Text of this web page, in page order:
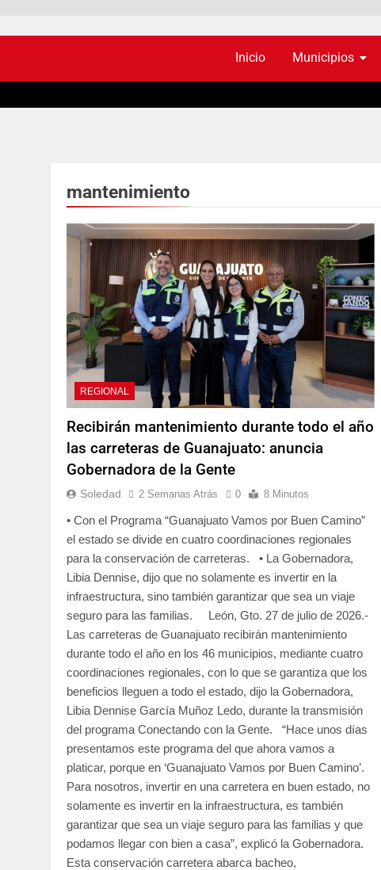
Inicio Municipios
mantenimiento
REGIONAL
Recibirán mantenimiento durante todo el año
las carreteras de Guanajuato: anuncia
Gobernadora de la Gente
Soledad 2 Semanas Atrás 0 8 Minutos
• Con el Programa “Guanajuato Vamos por Buen Camino”
el estado se divide en cuatro coordinaciones regionales
para la conservación de carreteras. • La Gobernadora,
Libia Dennise, dijo que no solamente es invertir en la
infraestructura, sino también garantizar que sea un viaje
seguro para las familias. León, Gto. 27 de julio de 2026.-
Las carreteras de Guanajuato recibirán mantenimiento
durante todo el año en los 46 municipios, mediante cuatro
coordinaciones regionales, con lo que se garantiza que los
beneficios lleguen a todo el estado, dijo la Gobernadora,
Libia Dennise García Muñoz Ledo, durante la transmisión
del programa Conectando con la Gente. “Hace unos días
presentamos este programa del que ahora vamos a
platicar, porque en ‘Guanajuato Vamos por Buen Camino’.
Para nosotros, invertir en una carretera en buen estado, no
solamente es invertir en la infraestructura, es también
garantizar que sea un viaje seguro para las familias y que
podamos llegar con bien a casa”, explicó la Gobernadora.
Esta conservación carretera abarca bacheo,